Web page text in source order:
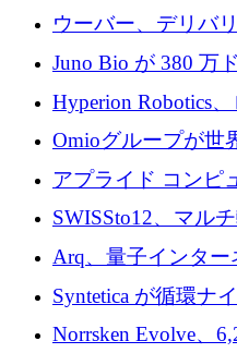
を10億ユーロ以上
ウーバー、デリバ
の契約で買収、99
ォームを構築
Juno Bio が 380 万
専用の初のシーケ
Hyperion Robotics
万ドルを確保
Omioグループが世
を目指してRail
アプライド コンピ
向け基盤 AI の拡張
SWISSto12、マル
ためにシリーズC
Arq、量子インタ
して140万ドルを確
Syntetica が循環ナ
にシリーズ A で
Norrsken Evolve、